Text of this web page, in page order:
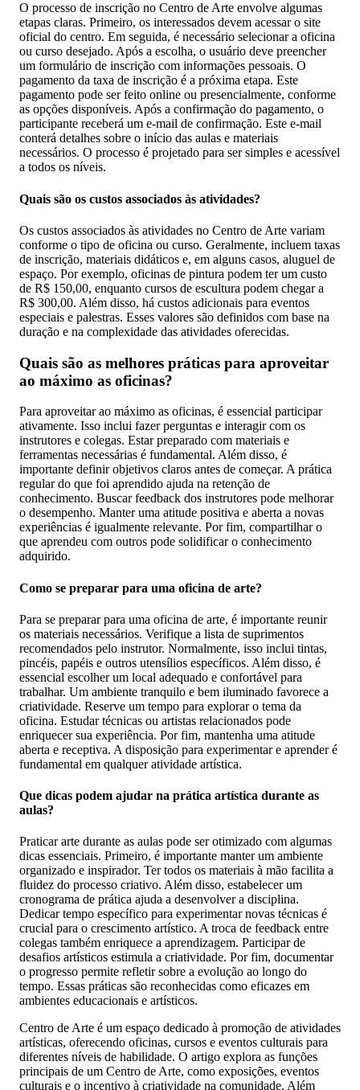
O processo de inscrição no Centro de Arte envolve algumas
etapas claras. Primeiro, os interessados devem acessar o site
oficial do centro. Em seguida, é necessário selecionar a oficina
ou curso desejado. Após a escolha, o usuário deve preencher
um formulário de inscrição com informações pessoais. O
pagamento da taxa de inscrição é a próxima etapa. Este
pagamento pode ser feito online ou presencialmente, conforme
as opções disponíveis. Após a confirmação do pagamento, o
participante receberá um e-mail de confirmação. Este e-mail
conterá detalhes sobre o início das aulas e materiais
necessários. O processo é projetado para ser simples e acessível
a todos os níveis.
Quais são os custos associados às atividades?
Os custos associados às atividades no Centro de Arte variam
conforme o tipo de oficina ou curso. Geralmente, incluem taxas
de inscrição, materiais didáticos e, em alguns casos, aluguel de
espaço. Por exemplo, oficinas de pintura podem ter um custo
de R$ 150,00, enquanto cursos de escultura podem chegar a
R$ 300,00. Além disso, há custos adicionais para eventos
especiais e palestras. Esses valores são definidos com base na
duração e na complexidade das atividades oferecidas.
Quais são as melhores práticas para aproveitar
ao máximo as oficinas?
Para aproveitar ao máximo as oficinas, é essencial participar
ativamente. Isso inclui fazer perguntas e interagir com os
instrutores e colegas. Estar preparado com materiais e
ferramentas necessárias é fundamental. Além disso, é
importante definir objetivos claros antes de começar. A prática
regular do que foi aprendido ajuda na retenção de
conhecimento. Buscar feedback dos instrutores pode melhorar
o desempenho. Manter uma atitude positiva e aberta a novas
experiências é igualmente relevante. Por fim, compartilhar o
que aprendeu com outros pode solidificar o conhecimento
adquirido.
Como se preparar para uma oficina de arte?
Para se preparar para uma oficina de arte, é importante reunir
os materiais necessários. Verifique a lista de suprimentos
recomendados pelo instrutor. Normalmente, isso inclui tintas,
pincéis, papéis e outros utensílios específicos. Além disso, é
essencial escolher um local adequado e confortável para
trabalhar. Um ambiente tranquilo e bem iluminado favorece a
criatividade. Reserve um tempo para explorar o tema da
oficina. Estudar técnicas ou artistas relacionados pode
enriquecer sua experiência. Por fim, mantenha uma atitude
aberta e receptiva. A disposição para experimentar e aprender é
fundamental em qualquer atividade artística.
Que dicas podem ajudar na prática artística durante as
aulas?
Praticar arte durante as aulas pode ser otimizado com algumas
dicas essenciais. Primeiro, é importante manter um ambiente
organizado e inspirador. Ter todos os materiais à mão facilita a
fluidez do processo criativo. Além disso, estabelecer um
cronograma de prática ajuda a desenvolver a disciplina.
Dedicar tempo específico para experimentar novas técnicas é
crucial para o crescimento artístico. A troca de feedback entre
colegas também enriquece a aprendizagem. Participar de
desafios artísticos estimula a criatividade. Por fim, documentar
o progresso permite refletir sobre a evolução ao longo do
tempo. Essas práticas são reconhecidas como eficazes em
ambientes educacionais e artísticos.
Centro de Arte é um espaço dedicado à promoção de atividades
artísticas, oferecendo oficinas, cursos e eventos culturais para
diferentes níveis de habilidade. O artigo explora as funções
principais de um Centro de Arte, como exposições, eventos
culturais e o incentivo à criatividade na comunidade. Além